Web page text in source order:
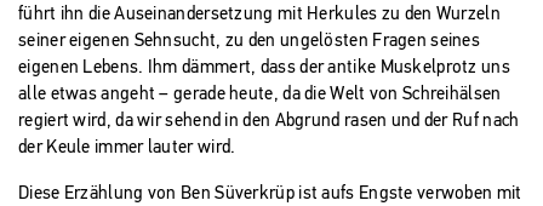
führt ihn die Auseinandersetzung mit Herkules zu den Wurzeln
seiner eigenen Sehnsucht, zu den ungelösten Fragen seines
eigenen Lebens. Ihm dämmert, dass der antike Muskelprotz uns
alle etwas angeht – gerade heute, da die Welt von Schreihälsen
regiert wird, da wir sehend in den Abgrund rasen und der Ruf nach
der Keule immer lauter wird.
Diese Erzählung von Ben Süverkrüp ist aufs Engste verwoben mit